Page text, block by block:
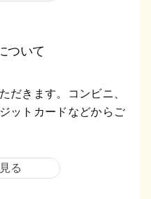
ついて
だきます。コンビニ、
ットカードなどからご
る